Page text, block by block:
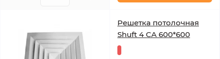
Решетка потолочная
Shuft 4 CA 600*600